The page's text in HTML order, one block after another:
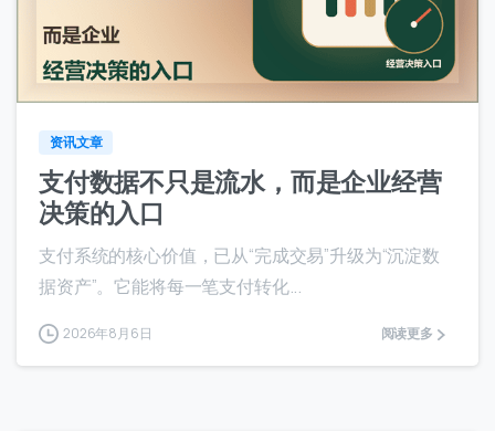
0
资讯文章
支付数据不只是流水，而是企业经营
决策的入口
支付系统的核心价值，已从“完成交易”升级为“沉淀数
据资产”。它能将每一笔支付转化...
2026年8月6日 阅读更多